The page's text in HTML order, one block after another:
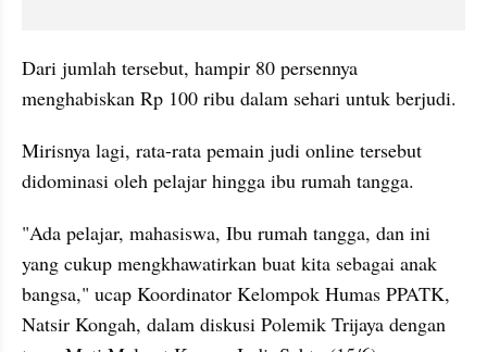
Dari jumlah tersebut, hampir 80 persennya
menghabiskan Rp 100 ribu dalam sehari untuk berjudi.
Mirisnya lagi, rata-rata pemain judi online tersebut
didominasi oleh pelajar hingga ibu rumah tangga.
"Ada pelajar, mahasiswa, Ibu rumah tangga, dan ini
yang cukup mengkhawatirkan buat kita sebagai anak
bangsa," ucap Koordinator Kelompok Humas PPATK,
Natsir Kongah, dalam diskusi Polemik Trijaya dengan